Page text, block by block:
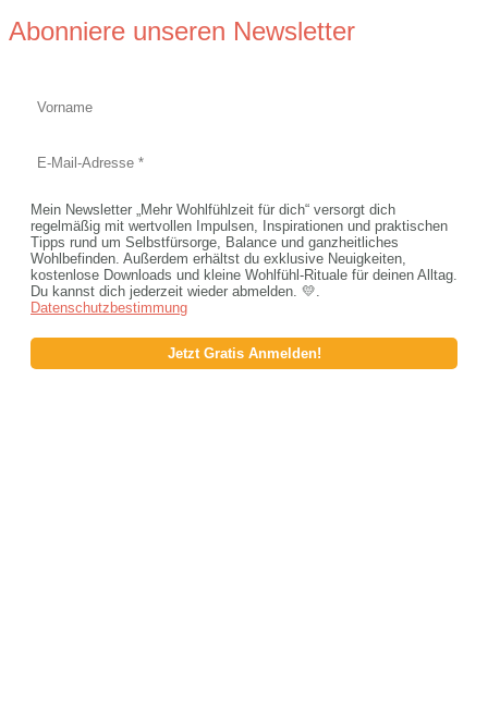
Abonniere unseren Newsletter
Mein Newsletter „Mehr Wohlfühlzeit für dich“ versorgt dich
regelmäßig mit wertvollen Impulsen, Inspirationen und praktischen
Tipps rund um Selbstfürsorge, Balance und ganzheitliches
Wohlbefinden. Außerdem erhältst du exklusive Neuigkeiten,
kostenlose Downloads und kleine Wohlfühl-Rituale für deinen Alltag.
Du kannst dich jederzeit wieder abmelden. 💛.
Datenschutzbestimmung